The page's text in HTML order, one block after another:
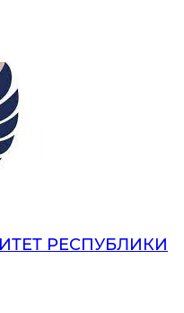
РЕСПУБЛИКИ